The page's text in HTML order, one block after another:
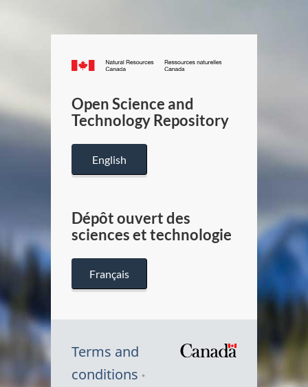
Canada.ca
/
Canada
Open Science and
Technology Repository
English
Dépôt ouvert des
sciences et technologie
Français
Terms and
conditions
Symbole